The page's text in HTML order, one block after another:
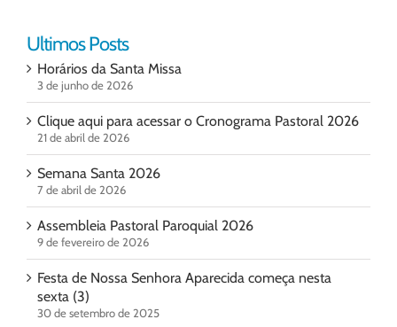
Ultimos Posts
Horários da Santa Missa
3 de junho de 2026
Clique aqui para acessar o Cronograma Pastoral 2026
21 de abril de 2026
Semana Santa 2026
7 de abril de 2026
Assembleia Pastoral Paroquial 2026
9 de fevereiro de 2026
Festa de Nossa Senhora Aparecida começa nesta
sexta (3)
30 de setembro de 2025